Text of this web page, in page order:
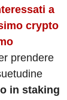
a
crypto
prendere
in staking